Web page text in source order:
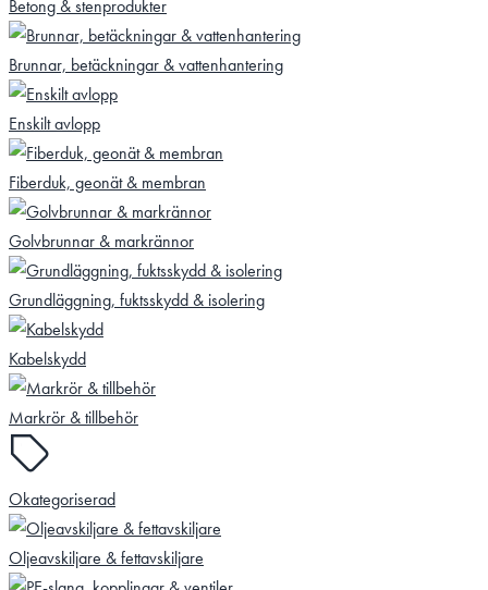
Betong & stenprodukter
Brunnar, betäckningar & vattenhantering
Enskilt avlopp
Fiberduk, geonät & membran
Golvbrunnar & markrännor
Grundläggning, fuktsskydd & isolering
Kabelskydd
Markrör & tillbehör
Okategoriserad
Oljeavskiljare & fettavskiljare